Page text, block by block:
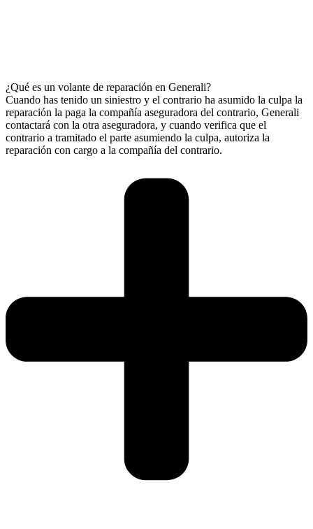
¿Qué es un volante de reparación en Generali?
Cuando has tenido un siniestro y el contrario ha asumido la culpa la
reparación la paga la compañía aseguradora del contrario, Generali
contactará con la otra aseguradora, y cuando verifica que el
contrario a tramitado el parte asumiendo la culpa, autoriza la
reparación con cargo a la compañía del contrario.